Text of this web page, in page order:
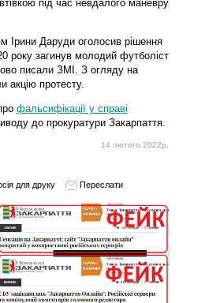
під час невдалого маневру
Ірини Даруди оголосив рішення
року загинув молодий футболіст
писали ЗМІ. З огляду на
акцію протесту.
фальсифікації у справі
до прокуратури Закарпаття.
14 лютого 2022р.
для друку Переслати